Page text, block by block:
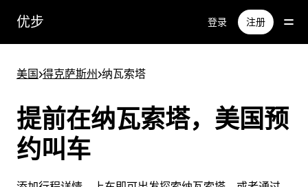
优步 登录 注册
美国>得克萨斯州>纳瓦索塔
提前在纳瓦索塔，美国预
约叫车